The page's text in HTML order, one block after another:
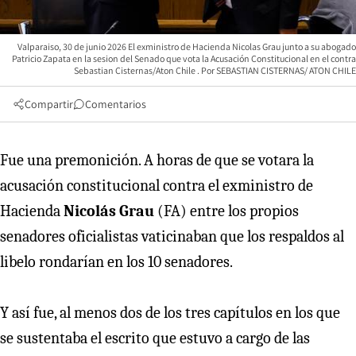
Valparaiso, 30 de junio 2026 El exministro de Hacienda Nicolas Grau junto a su abogado
Patricio Zapata en la sesion del Senado que vota la Acusación Constitucional en el contra
Sebastian Cisternas/Aton Chile
SEBASTIAN CISTERNAS/ ATON CHILE
Compartir Comentarios
Fue una premonición. A horas de que se votara la
acusación constitucional contra el exministro de
HaciendaNicolás Grau (FA) entre los propios
senadores oficialistas vaticinaban que los respaldos al
libelo rondarían en los 10 senadores.
Y así fue, al menos dos de los tres capítulos en los que
se sustentaba el escrito que estuvo a cargo de las